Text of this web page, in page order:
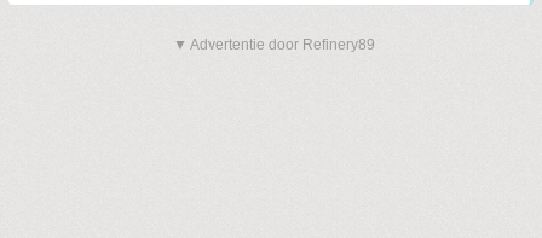
▼ Advertentie door Refinery89